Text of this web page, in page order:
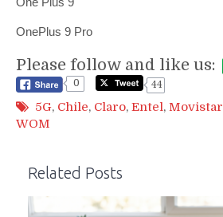
OnePlus 9 Pro
Please follow and like us:
0
44
5G, Chile, Claro, Entel, Movistar
WOM
Related Posts